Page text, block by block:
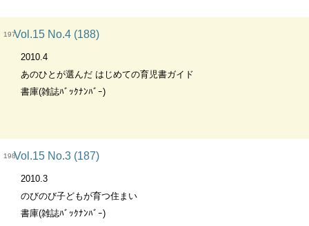
197Vol.15 No.4 (188)
2010.4
あのひとが選んだ はじめての育児書ガイド
書庫(雑誌ﾊﾞｯｸﾅﾝﾊﾞｰ)
198Vol.15 No.3 (187)
2010.3
のびのび子どもが育つ住まい
書庫(雑誌ﾊﾞｯｸﾅﾝﾊﾞｰ)